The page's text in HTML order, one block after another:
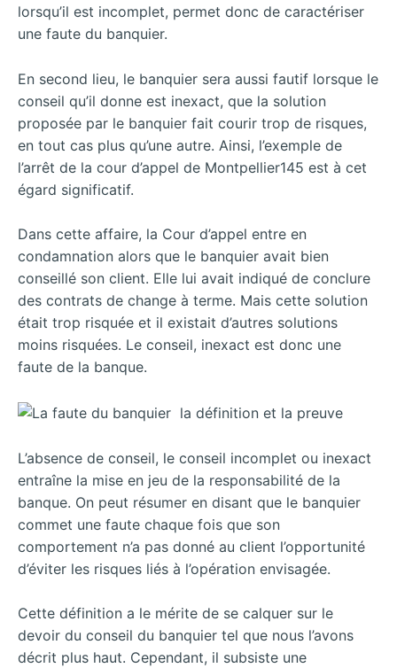
lorsqu’il est incomplet, permet donc de caractériser
une faute du banquier.
En second lieu, le banquier sera aussi fautif lorsque le
conseil qu’il donne est inexact, que la solution
proposée par le banquier fait courir trop de risques,
en tout cas plus qu’une autre. Ainsi, l’exemple de
l’arrêt de la cour d’appel de Montpellier145 est à cet
égard significatif.
Dans cette affaire, la Cour d’appel entre en
condamnation alors que le banquier avait bien
conseillé son client. Elle lui avait indiqué de conclure
des contrats de change à terme. Mais cette solution
était trop risquée et il existait d’autres solutions
moins risquées. Le conseil, inexact est donc une
faute de la banque.
L’absence de conseil, le conseil incomplet ou inexact
entraîne la mise en jeu de la responsabilité de la
banque. On peut résumer en disant que le banquier
commet une faute chaque fois que son
comportement n’a pas donné au client l’opportunité
d’éviter les risques liés à l’opération envisagée.
Cette définition a le mérite de se calquer sur le
devoir du conseil du banquier tel que nous l’avons
décrit plus haut. Cependant, il subsiste une